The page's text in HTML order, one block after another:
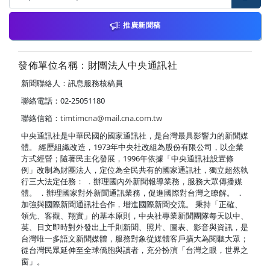
推廣新聞稿
發佈單位名稱：財團法人中央通訊社
新聞聯絡人：訊息服務核稿員
聯絡電話：02-25051180
聯絡信箱： timtimcna@mail.cna.com.tw
中央通訊社是中華民國的國家通訊社，是台灣最具影響力的新聞媒
體。 經歷組織改造，1973年中央社改組為股份有限公司，以企業
方式經營；隨著民主化發展，1996年依據「中央通訊社設置條
例」改制為財團法人，定位為全民共有的國家通訊社，獨立超然執
行三大法定任務： ．辦理國內外新聞報導業務，服務大眾傳播媒
體。 ．辦理國家對外新聞通訊業務，促進國際對台灣之瞭解。 ．
加強與國際新聞通訊社合作，增進國際新聞交流。 秉持「正確、
領先、客觀、翔實」的基本原則，中央社專業新聞團隊每天以中、
英、日文即時對外發出上千則新聞、照片、圖表、影音與資訊，是
台灣唯一多語文新聞媒體，服務對象從媒體客戶擴大為閱聽大眾；
從台灣民眾延伸至全球僑胞與讀者，充分扮演「台灣之眼，世界之
窗」。